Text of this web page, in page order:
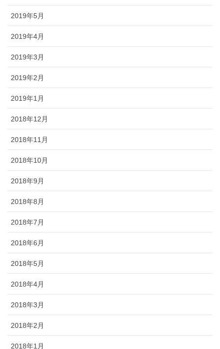
2019年5月
2019年4月
2019年3月
2019年2月
2019年1月
2018年12月
2018年11月
2018年10月
2018年9月
2018年8月
2018年7月
2018年6月
2018年5月
2018年4月
2018年3月
2018年2月
2018年1月